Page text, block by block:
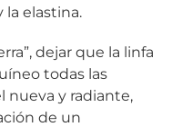
la elastina.
dejar que la linfa
todas las
nueva y radiante,
de un